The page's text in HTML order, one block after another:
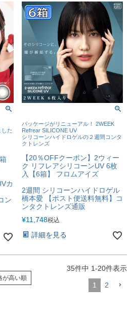
た
カ
ン
パッケージがリニューアル！ 2WEEK
Refrear SILICONE UV
シリコーンハイドロゲルの２週間コンタ
クトレンズ
【20％OFFクーポン】2ウィー
ク リフレアシリコーンUV 6枚
入【6箱】 フロムアイズ
2週間 シリコーンハイドロゲル
橋本愛 【ポスト便送料無料】コ
ンタクトレンズ通販
¥11,748税込
詳細を見る
が高い順
35件中 1-20件表示
1 2